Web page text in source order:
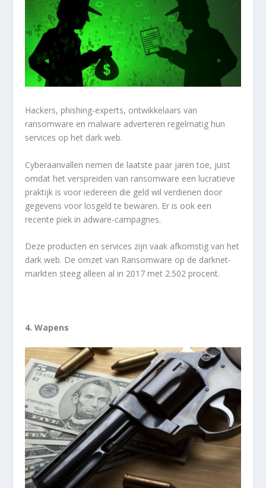
Hackers, phishing-experts, ontwikkelaars van
ransomware en malware adverteren regelmatig hun
services op het dark web.
Cyberaanvallen nemen de laatste paar jaren toe, juist
omdat het verspreiden van ransomware een lucratieve
praktijk is voor iedereen die geld wil verdienen door
gegevens voor losgeld te bewaren. Er is ook een
recente piek in adware-campagnes.
Deze producten en services zijn vaak afkomstig van het
dark web. De omzet van Ransomware op de darknet-
markten steeg alleen al in 2017 met 2.502 procent.
4. Wapens